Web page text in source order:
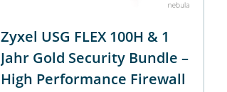
Zyxel USG FLEX 100H & 1
Jahr Gold Security Bundle –
High Performance Firewall